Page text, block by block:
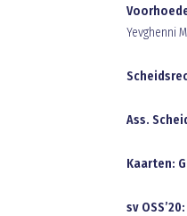
Yevghenni
Ass.
Kaarten:
sv OSS’20: